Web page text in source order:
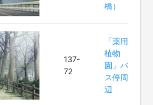
橋）
137-
72
「薬用
植物
園」バ
ス停周
辺